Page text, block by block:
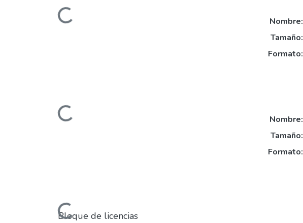
Cargando...
Cargando...
Nombre:
Tamaño:
Formato:
Cargando...
Nombre:
Tamaño:
Formato:
Bloque de licencias